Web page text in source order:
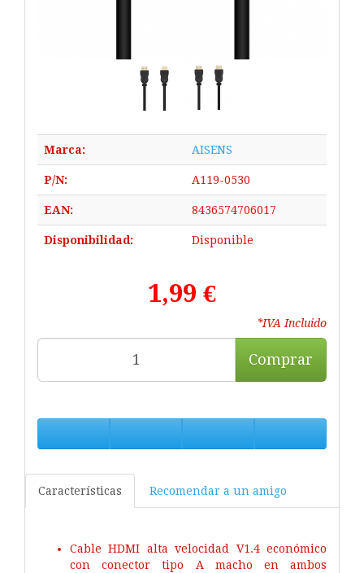
Marca: AISENS
P/N: A119-0530
EAN: 8436574706017
Disponibilidad: Disponible
1,99 €
*IVA Incluido
Comprar
Características Recomendar a un amigo
Cable HDMI alta velocidad V1.4 económico
con conector tipo A macho en ambos